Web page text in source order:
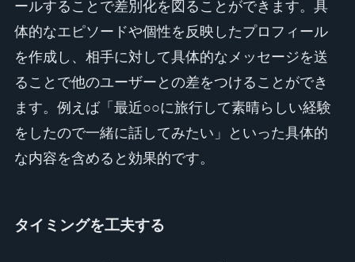
ールすることで差別化を図ることができます。具
体的なエピソードや個性を反映したプロフィール
を作成し、相手に対して具体的なメッセージを送
ることで他のユーザーとの差をつけることができ
ます。例えば「最近○○に旅行して素晴らしい経験
をしたので一緒に話してみたい」といった具体的
な内容を含めると効果的です。
タイミングを工夫する